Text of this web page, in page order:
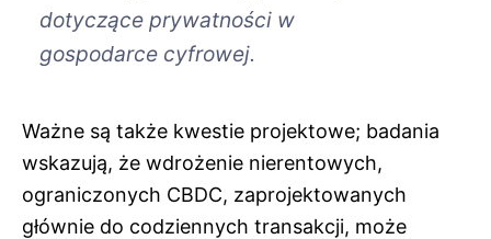
dotyczące prywatności w
gospodarce cyfrowej.
Ważne są także kwestie projektowe; badania
wskazują, że wdrożenie nierentowych,
ograniczonych CBDC, zaprojektowanych
głównie do codziennych transakcji, może